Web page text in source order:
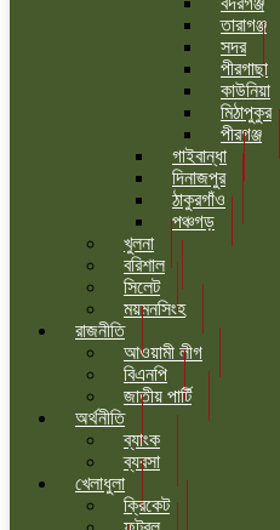
তারাগঞ্জ
সদর
পীরগাছা
কাউনিয়া
মিঠাপুকুর
পীরগঞ্জ
গাইবান্ধা
দিনাজপুর
ঠাকুরগাঁও
পঞ্চগড়
খুলনা
বরিশাল
সিলেট
ময়মনসিংহ
রাজনীতি
আওয়ামী লীগ
বিএনপি
জাতীয় পার্টি
অর্থনীতি
ব্যাংক
ব্যবসা
খেলাধুলা
ক্রিকেট